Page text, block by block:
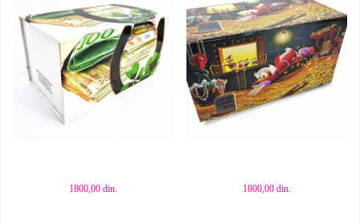
1800,00 din. 1800,00din.